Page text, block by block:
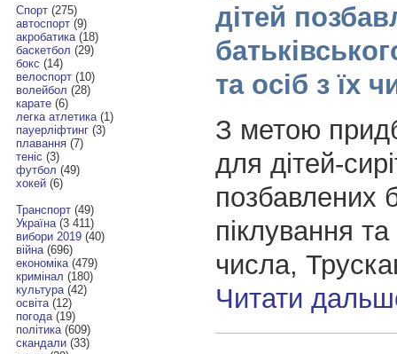
Спорт(275)
автоспорт(9)
акробатика(18)
баскетбол (29)
бокс (14)
велоспорт(10)
волейбол (28)
карате(6)
легка атлетика(1)
пауерліфтинг(3)
плавання(7)
теніс (3)
футбол (49)
хокей(6)
Транспорт(49)
Україна(3 411)
вибори 2019(40)
війна(696)
економіка(479)
кримінал (180)
культура(42)
освіта(12)
погода(19)
політика(609)
скандали(33)
дітей
та осіб з їх
З метою
для дітей-
позбавлених
піклування та
числа,
Читати